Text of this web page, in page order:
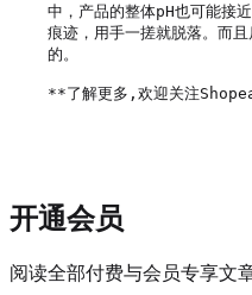
中，产品的整体pH也可能接
痕迹，用手一搓就脱落。而
的。
**了解更多,欢迎关注
开通会员
阅读全部付费与会员专享文